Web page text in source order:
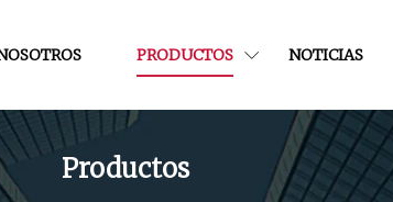
PRODUCTOS NOTICIAS
Productos